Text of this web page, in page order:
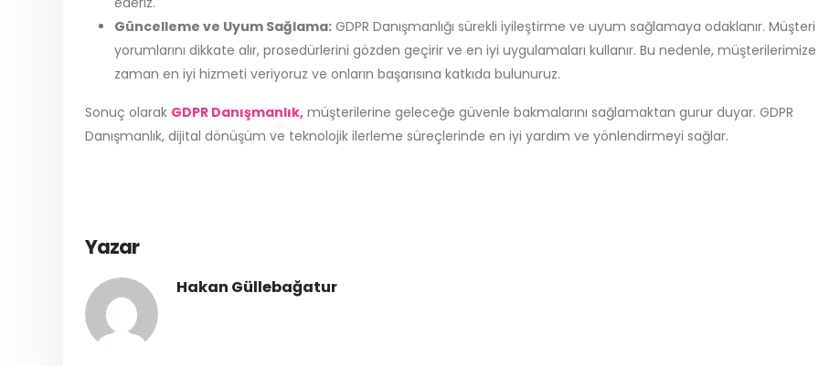
Güncelleme ve Uyum Sağlama: GDPR Danışmanlığı sürekli iyileştirme ve uyum sağlamaya odaklanır. Müşteri
yorumlarını dikkate alır, prosedürlerini gözden geçirir ve en iyi uygulamaları kullanır. Bu nedenle,
zaman en iyi hizmeti veriyoruz ve onların başarısına katkıda bulunuruz.
Sonuç olarak GDPR Danışmanlık, müşterilerine geleceğe güvenle bakmalarını sağlamaktan gurur duyar. GDPR
Danışmanlık, dijital dönüşüm ve teknolojik ilerleme süreçlerinde en iyi yardım ve yönlendirmeyi sağlar.
Yazar
Hakan Güllebağatur